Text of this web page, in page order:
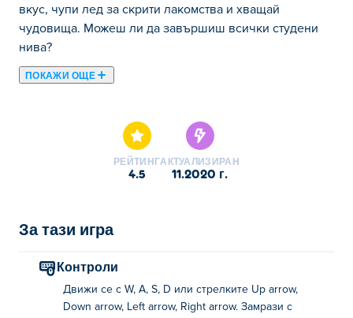
вкус, чупи лед за скрити лакомства и хващай
чудовища. Можеш ли да завършиш всички студени
нива?
ПОКАЖИ ОЩЕ
РЕЙТИНГ
4.5
АКТУАЛИЗИРАН
11.2020 г.
За тази игра
Контроли
Движи се с W, A, S, D или стрелките Up arrow,
Down arrow, Left arrow, Right arrow. Замрази с